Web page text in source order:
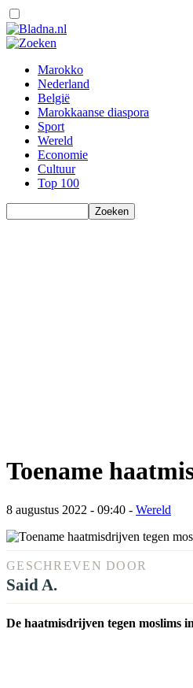
Marokko
Nederland
België
Marokkaanse diaspora
Sport
Wereld
Economie
Cultuur
Top 100
Toename
8 augustus 2022 - 09:40 - Wereld
GESCHREVEN DOOR
Said A.
De haatmisdrijven tegen moslims